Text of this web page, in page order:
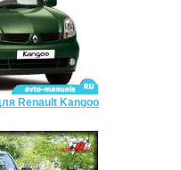
Renault Kangoo